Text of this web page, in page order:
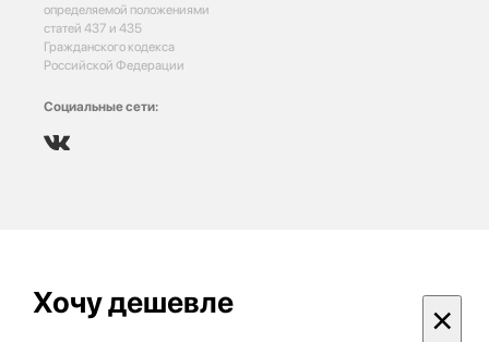
определяемой положениями
статей 437 и 435
Гражданского кодекса
Российской Федерации
Социальные сети:
Хочу дешевле ×